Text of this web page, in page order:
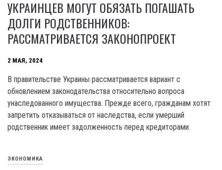
УКРАИНЦЕВ МОГУТ ОБЯЗАТЬ ПОГАШАТЬ
ДОЛГИ РОДСТВЕННИКОВ:
РАССМАТРИВАЕТСЯ ЗАКОНОПРОЕКТ
2 МАЯ, 2024
B правительстве Украины рассматривается вариант с
обновлением законодательства относительно вопроса
унаследованного имущества. Прежде всего, гражданам хотят
запретить отказываться от наследства, если умерший
родственник имеет задолженность перед кредиторами.
ЭКОНОМИКА